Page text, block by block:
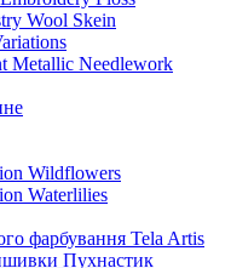
Wool Skein
Metallic Needlework
Wildflowers
Waterlilies
фарбування Tela Artis
Пухнастик